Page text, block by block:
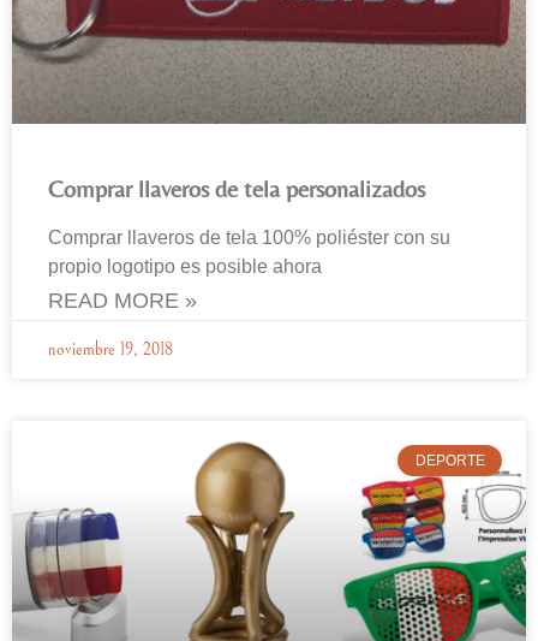
Comprar llaveros de tela personalizados
Comprar llaveros de tela 100% poliéster con su
propio logotipo es posible ahora
READ MORE »
noviembre 19, 2018
DEPORTE